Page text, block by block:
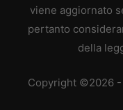
viene aggiornato
pertanto
della
Copyright ©2026